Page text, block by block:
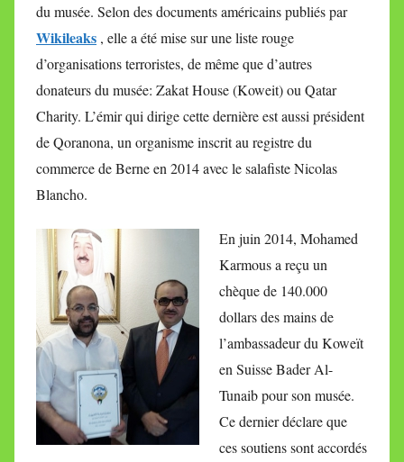
du musée. Selon des documents américains publiés par
Wikileaks , elle a été mise sur une liste rouge
d’organisations terroristes, de même que d’autres
donateurs du musée: Zakat House (Koweit) ou Qatar
Charity. L’émir qui dirige cette dernière est aussi président
de Qoranona, un organisme inscrit au registre du
commerce de Berne en 2014 avec le salafiste Nicolas
Blancho.
En juin 2014, Mohamed
Karmous a reçu un
chèque de 140.000
dollars des mains de
l’ambassadeur du Koweït
en Suisse Bader Al-
Tunaib pour son musée.
Ce dernier déclare que
ces soutiens sont accordés